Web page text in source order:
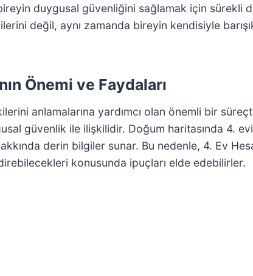
duygusal güvenliğini sağlamak için sürekli
değil, aynı zamanda bireyin kendisiyle
Önemi ve Faydaları
anlamalarına yardımcı olan önemli bir
güvenlik ile ilişkilidir. Doğum haritasında 4.
derin bilgiler sunar. Bu nedenle, 4. Ev
konusunda ipuçları elde edebilirler.